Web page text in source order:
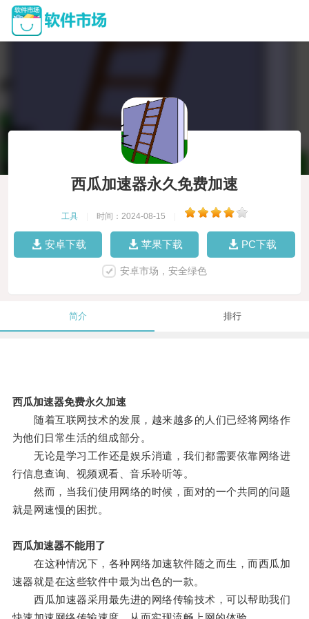
西瓜加速器永久免费加速
工具 时间：2024-08-15
安卓下载 苹果下载 PC下载
安卓市场，安全绿色
简介 排行
西瓜加速器免费永久加速
随着互联网技术的发展，越来越多的人们已经将网络作
为他们日常生活的组成部分。
无论是学习工作还是娱乐消遣，我们都需要依靠网络进
行信息查询、视频观看、音乐聆听等。
然而，当我们使用网络的时候，面对的一个共同的问题
就是网速慢的困扰。
西瓜加速器不能用了
在这种情况下，各种网络加速软件随之而生，而西瓜加
速器就是在这些软件中最为出色的一款。
西瓜加速器采用最先进的网络传输技术，可以帮助我们